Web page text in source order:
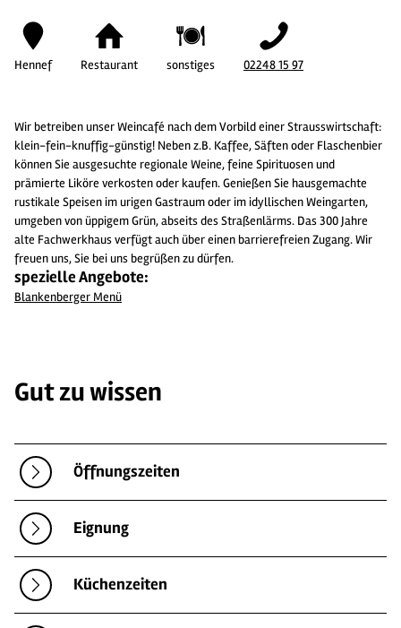
Hennef Restaurant sonstiges 02248 15 97
Wir betreiben unser Weincafé nach dem Vorbild einer Strausswirtschaft:
klein-fein-knuffig-günstig! Neben z.B. Kaffee, Säften oder Flaschenbier
können Sie ausgesuchte regionale Weine, feine Spirituosen und
prämierte Liköre verkosten oder kaufen. Genießen Sie hausgemachte
rustikale Speisen im urigen Gastraum oder im idyllischen Weingarten,
umgeben von üppigem Grün, abseits des Straßenlärms. Das 300 Jahre
alte Fachwerkhaus verfügt auch über einen barrierefreien Zugang. Wir
freuen uns, Sie bei uns begrüßen zu dürfen.
spezielle Angebote:
Blankenberger Menü
Gut zu wissen
Öffnungszeiten
Eignung
Küchenzeiten